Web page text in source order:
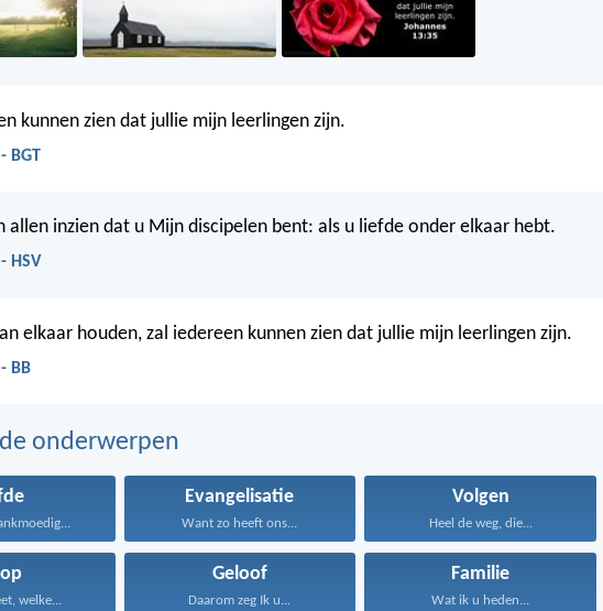
kunnen zien dat jullie mijn leerlingen zijn.
BGT
allen inzien dat u Mijn discipelen bent: als u liefde onder elkaar hebt.
HSV
elkaar houden, zal iedereen kunnen zien dat jullie mijn leerlingen zijn.
BB
onderwerpen
Evangelisatie
Want zo heeft ons...
Volgen
Heel de weg, die...
welke...
Geloof
Daarom zeg Ik u...
Familie
Wat ik u heden...